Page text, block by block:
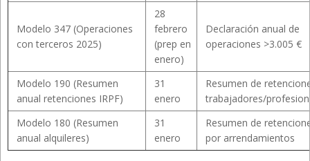
Modelo 347 (Operaciones
con terceros 2025)
28
febrero
(prep en
enero)
Declaración anual de
operaciones >3.005 €
Modelo 190 (Resumen
anual retenciones IRPF)
31
enero
Resumen de
trabajadores/
Modelo 180 (Resumen
anual alquileres)
31
enero
Resumen de
por arrendamientos